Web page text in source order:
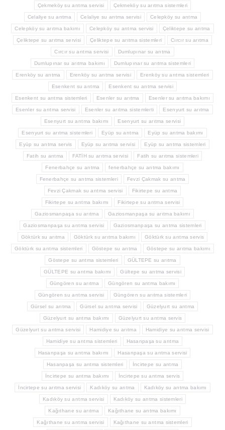
Çekmeköy su arıtma servisi Çekmeköy su arıtma sistemleri
Celaliye su arıtma Celaliye su arıtma servisi Celepköy su arıtma
Celepköy su arıtma bakımı Celepköy su arıtma servisi Çeliktepe su arıtma
Çeliktepe su arıtma servisi Çeliktepe su arıtma sistemleri Cırcır su arıtma
Cırcır su arıtma servisi Dumlupınar su arıtma
Dumlupınar su arıtma bakımı Dumlupınar su arıtma sistemleri
Erenköy su arıtma Erenköy su arıtma servisi Erenköy su arıtma sistemleri
Esenkent su arıtma Esenkent su arıtma servisi
Esenkent su arıtma sistemleri Esenler su arıtma Esenler su arıtma bakımı
Esenler su arıtma servisi Esenler su arıtma sistemlerti Esenyurt su arıtma
Esenyurt su arıtma bakımı Esenyurt su arıtma servisi
Esenyurt su arıtma sistemleri Eyüp su arıtma Eyüp su arıtma bakımı
Eyüp su arıtma servis Eyüp su arıtma servisi Eyüp su arıtma sistemleri
Fatih su arıtma FATİH su arıtma servisi Fatih su arıtma sistemleri
Fenerbahçe su arıtma fenerbahçe su arıtma bakımı
Fenerbahçe su arıtma sistemleri Fevzi Çakmak su arıtma
Fevzi Çakmak su arıtma servisi Fikirtepe su arıtma
Fikirtepe su arıtma bakımı Fikirtepe su arıtma servisi
Gaziosmanpaşa su arıtma Gaziosmanpaşa su arıtma bakımı
Gaziosmanpaşa su arıtma servisi Gaziosmanpaşa su arıtma sistemleri
Göktürk su arıtma Göktürk su arıtma bakımı Göktürk su arıtma servis
Göktürk su arıtma sistemleri Göstepe su arıtma Göstepe su arıtma bakımı
Göstepe su arıtma sistemleri GÜLTEPE su arıtma
GÜLTEPE su arıtma bakımı Gültepe su arıtma servisi
Güngören su arıtma Güngören su arıtma bakımı
Güngören su arıtma servisi Güngören su arıtma sistemleri
Gürsel su arıtma Gürsel su arıtma servisi Güzelyurt su arıtma
Güzelyurt su arıtma bakımı Güzelyurt su arıtma servis
Güzelyurt su arıtma servisi Hamidiye su arıtma Hamidiye su arıtma servisi
Hamidiye su arıtma sistemleri Hasanpaşa su arıtma
Hasanpaşa su arıtma bakımı Hasanpaşa su arıtma servisi
Hasanpaşa su arıtma sistemleri İncirtepe su arıtma
İncirtepe su arıtma bakımı İncirtepe su arıtma servis
İncirtepe su arıtma servisi Kadıköy su arıtma Kadıköy su arıtma bakımı
Kadıköy su arıtma servisi Kadıköy su arıtma sistemleri
Kağıthane su arıtma Kağıthane su arıtma bakımı
Kağıthane su arıtma servisi Kağıthane su arıtma sistemleri